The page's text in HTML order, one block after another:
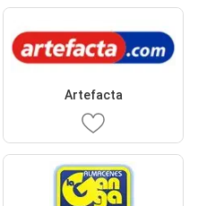
Artefacta